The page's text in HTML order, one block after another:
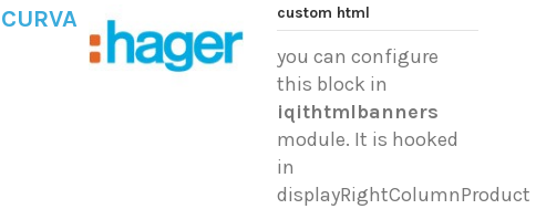
custom html
you can configure
this block in
iqithtmlbanners
module. It is hooked
in
displayRightColumnProduct